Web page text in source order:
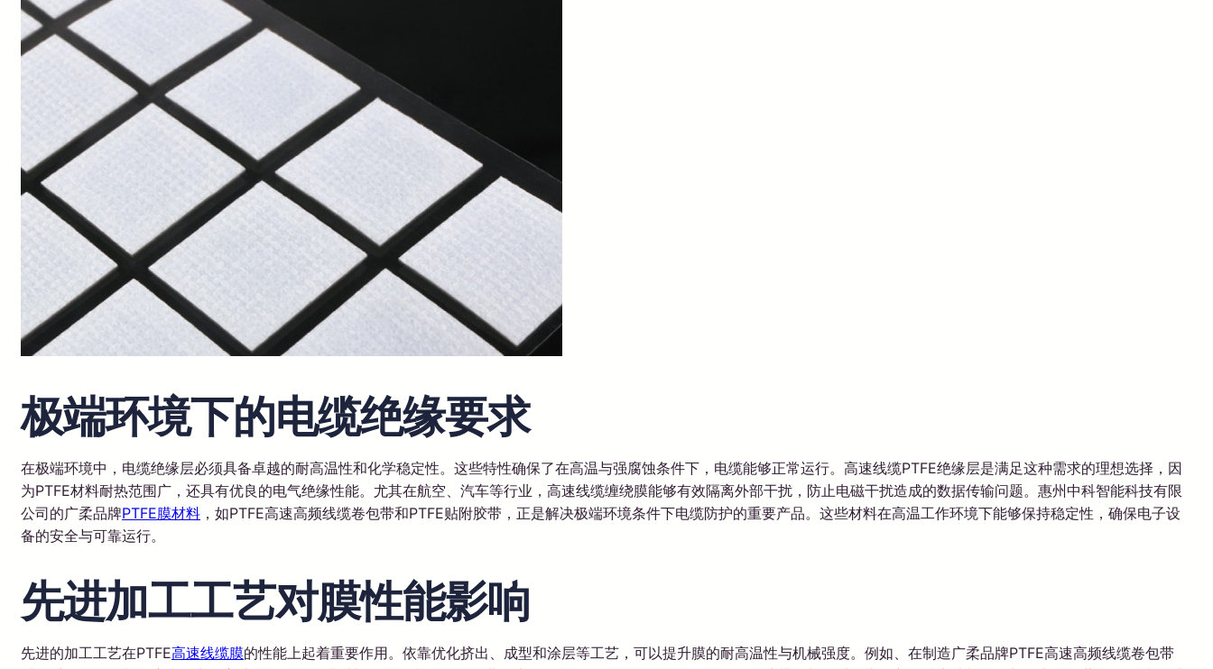
极端环境下的电缆绝缘要求
在极端环境中，电缆绝缘层必须具备卓越的耐高温性和化学稳定性。这些特性确保了在高温与强腐蚀条件下，电缆能够正常运行。高速线缆PTFE绝缘层是满足这种需求的理想选择，因
为PTFE材料耐热范围广，还具有优良的电气绝缘性能。尤其在航空、汽车等行业，高速线缆缠绕膜能够有效隔离外部干扰，防止电磁干扰造成的数据传输问题。惠州中科智能科技有限
公司的广柔品牌PTFE膜材料 ，如PTFE高速高频线缆卷包带和PTFE贴附胶带，正是解决极端环境条件下电缆防护的重要产品。这些材料在高温工作环境下能够保持稳定性，确保电子设
备的安全与可靠运行。
先进加工工艺对膜性能影响
先进的加工工艺在PTFE高速线缆膜的性能上起着重要作用。依靠优化挤出、成型和涂层等工艺，可以提升膜的耐高温性与机械强度。例如、在制造广柔品牌PTFE高速高频线缆卷包带